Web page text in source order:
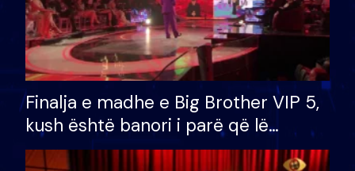
Finalja e madhe e Big Brother VIP 5,
kush është banori i parë që lë
shtëpinë dhe humb mundësinë për